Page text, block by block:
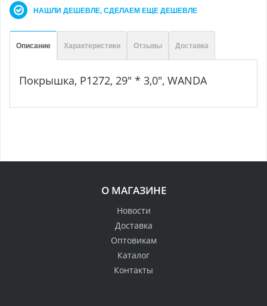
НАШЛИ ДЕШЕВЛЕ, СДЕЛАЕМ ЕЩЕ ДЕШЕВЛЕ
Описание Характеристики Отзывы Доставка
Покрышка, P1272, 29" * 3,0", WANDA
О МАГАЗИНЕ
Новости
Доставка
Оптовикам
Каталог
Контакты